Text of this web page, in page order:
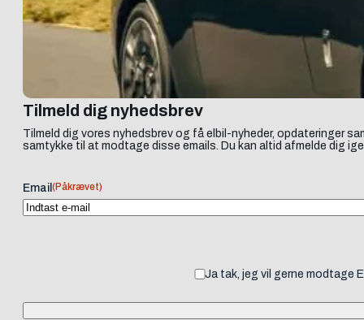
Tilmeld dig nyhedsbrev
Tilmeld dig vores nyhedsbrev og få elbil-nyheder, opdateringer
samtykke til at modtage disse emails. Du kan altid afmelde dig
Email (Påkrævet)
Ja tak, jeg vil gerne modtage